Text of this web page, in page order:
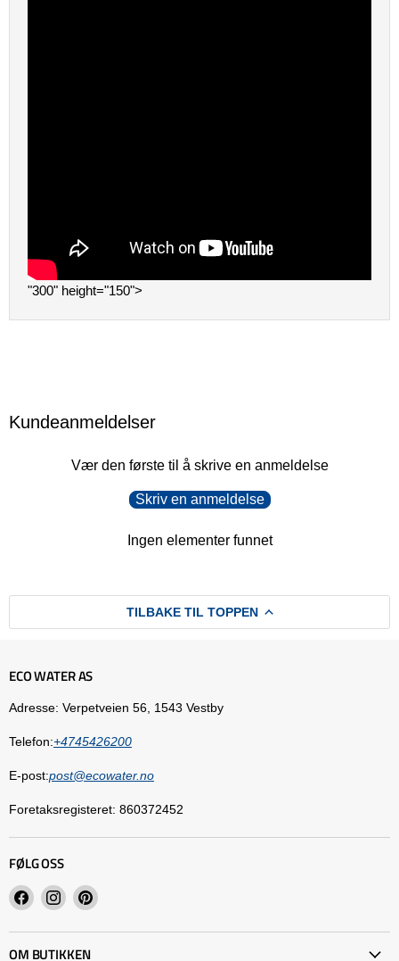
"300" height="150">
Kundeanmeldelser
Vær den første til å skrive en anmeldelse
Skriv en anmeldelse
Ingen elementer funnet
TILBAKE TIL TOPPEN
ECO WATER AS
Adresse: Verpetveien 56, 1543 Vestby
Telefon:+4745426200
E-post:post@ecowater.no
Foretaksregisteret: 860372452
FØLG OSS
Finn
oss
på
Facebook
Finn
oss
på
Instagram
Finn
på
OM BUTIKKEN